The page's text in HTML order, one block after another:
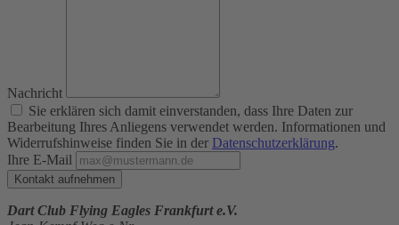
Nachricht
Sie erklären sich damit einverstanden, dass Ihre Daten zur
Bearbeitung Ihres Anliegens verwendet werden. Informationen und
Widerrufshinweise finden Sie in der Datenschutzerklärung.
Ihre E-Mail
Kontakt aufnehmen
Dart Club Flying Eagles Frankfurt e.V.